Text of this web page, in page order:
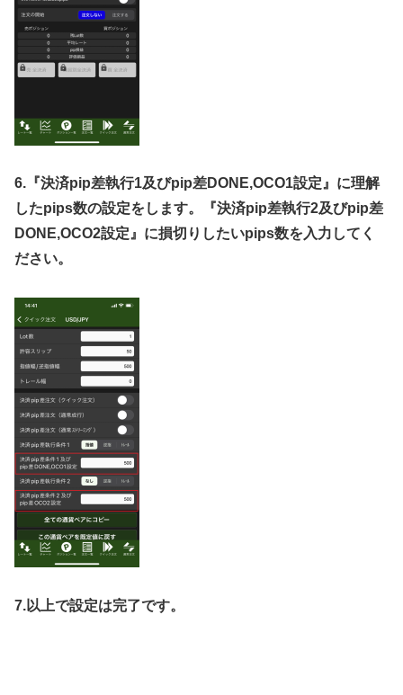
6. 『決済pip差執行1及びpip差DONE,OCO1設定』に理解
したpips数の設定をします。『決済pip差執行2及びpip差
DONE,OCO2設定』に損切りしたいpips数を入力してく
ださい。
7.以上で設定は完了です。